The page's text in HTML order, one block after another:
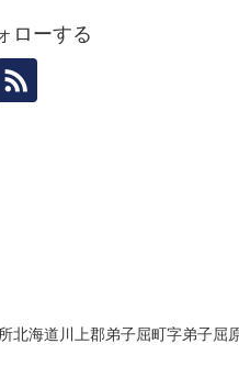
ローする
北海道川上郡弟子屈町字弟子